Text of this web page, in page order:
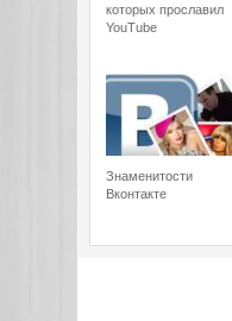
которых прославил
YouTube
Знаменитости
Вконтакте